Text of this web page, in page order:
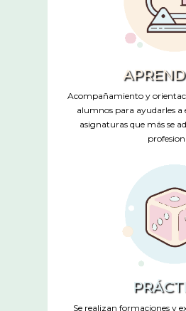
Acompañamiento y
alumnos para ayudarles a
asignaturas que más se
Se realizan formaciones y